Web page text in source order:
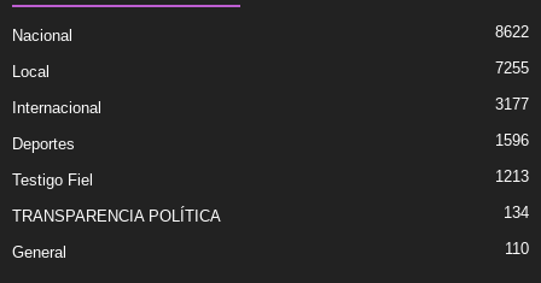
Nacional 8622
Local 7255
Internacional 3177
Deportes 1596
Testigo Fiel 1213
TRANSPARENCIA POLÍTICA 134
General 110